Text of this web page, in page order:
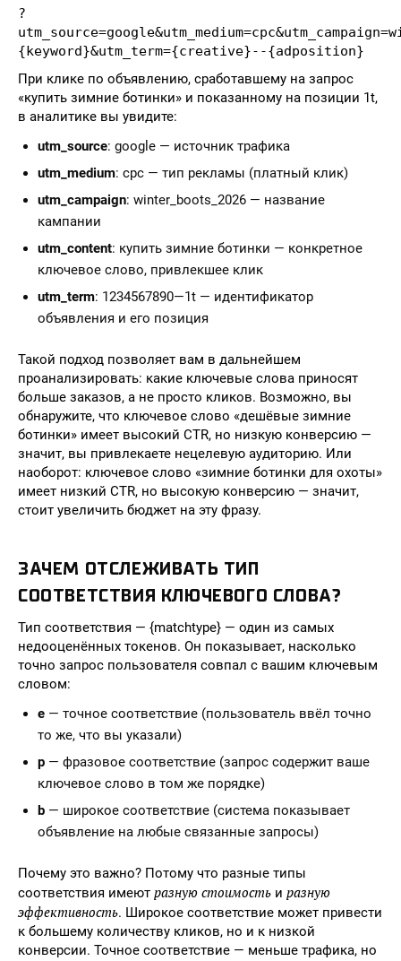
?
{keyword}&utm_term={creative}--{adposition}
При клике по объявлению, сработавшему на запрос
«купить зимние ботинки» и показанному на позиции 1t,
в аналитике вы увидите:
utm_source: google — источник трафика
utm_medium: cpc — тип рекламы (платный клик)
utm_campaign: winter_boots_2026 — название
кампании
utm_content: купить зимние ботинки — конкретное
ключевое слово, привлекшее клик
utm_term: 1234567890—1t — идентификатор
объявления и его позиция
Такой подход позволяет вам в дальнейшем
проанализировать: какие ключевые слова приносят
больше заказов, а не просто кликов. Возможно, вы
обнаружите, что ключевое слово «дешёвые зимние
ботинки» имеет высокий CTR, но низкую конверсию —
значит, вы привлекаете нецелевую аудиторию. Или
наоборот: ключевое слово «зимние ботинки для охоты»
имеет низкий CTR, но высокую конверсию — значит,
стоит увеличить бюджет на эту фразу.
ЗАЧЕМ ОТСЛЕЖИВАТЬ ТИП
СООТВЕТСТВИЯ КЛЮЧЕВОГО СЛОВА?
Тип соответствия — {matchtype} — один из самых
недооценённых токенов. Он показывает, насколько
точно запрос пользователя совпал с вашим ключевым
словом:
e — точное соответствие (пользователь ввёл точно
то же, что вы указали)
p — фразовое соответствие (запрос содержит ваше
ключевое слово в том же порядке)
b — широкое соответствие (система показывает
объявление на любые связанные запросы)
Почему это важно? Потому что разные типы
соответствия имеют разную стоимость и разную
эффективность. Широкое соответствие может привести
к большему количеству кликов, но и к низкой
конверсии. Точное соответствие — меньше трафика, но